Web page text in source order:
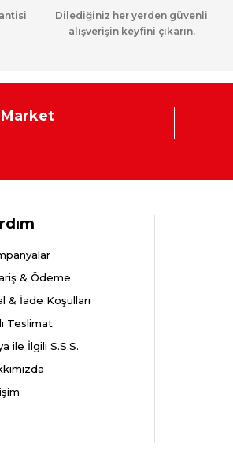
Dilediğiniz her yerden güvenli
alışverişin keyfini çıkarın.
Market
& Ödeme
& İade Koşulları
Teslimat
ile İlgili S.S.S.